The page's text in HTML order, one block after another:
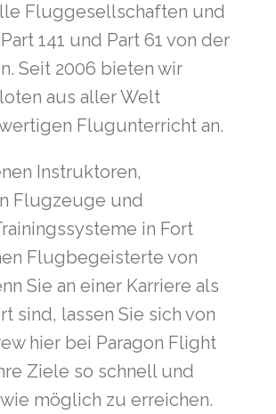
Fluggesellschaften und
141 und Part 61 von der
Seit 2006 bieten wir
aus aller Welt
Flugunterricht an.
Instruktoren,
Flugzeuge und
in Fort
Flugbegeisterte von
Sie an einer Karriere als
sind, lassen Sie sich von
hier bei Paragon Flight
Ziele so schnell und
möglich zu erreichen.